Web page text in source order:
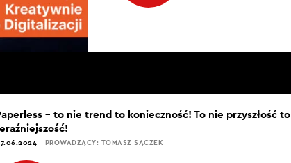
– to nie trend to konieczność! To nie przyszłość to
PROWADZĄCY: TOMASZ SĄCZEK